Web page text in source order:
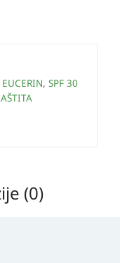
EUCERIN, SPF 30
(0)